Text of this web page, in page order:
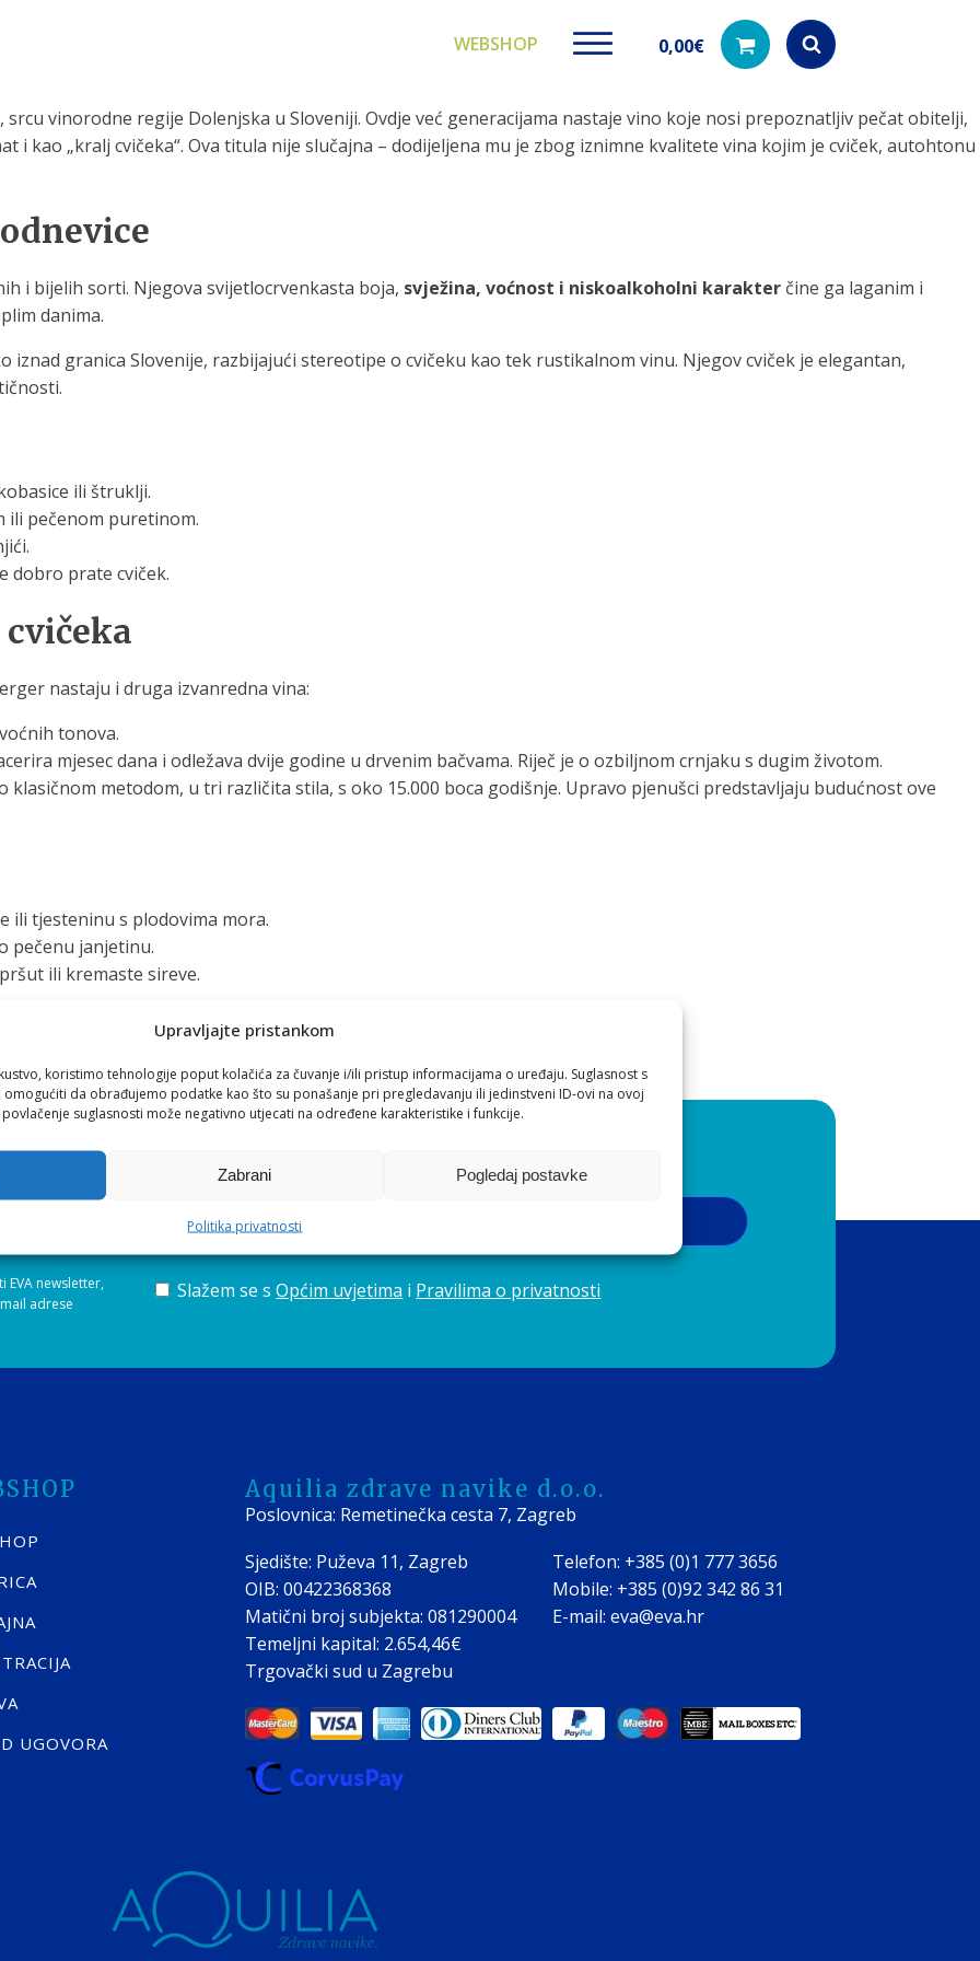
Upravljajte pristankom
koristimo tehnologije poput kolačića za čuvanje i/ili pristup informacijama o uređaju. Suglasnost s
da obrađujemo podatke kao što su ponašanje pri pregledavanju ili jedinstveni ID-ovi na ovoj
suglasnosti može negativno utjecati na određene karakteristike i funkcije.
Zabrani Pogledaj postavke
Politika privatnosti
WEBSHOP 0,00€
Products
search
vinorodne regije Dolenjska u Sloveniji. Ovdje već generacijama nastaje vino koje nosi prepoznatljiv pečat obitelji,
i kao „kralj cvičeka“. Ova titula nije slučajna – dodijeljena mu je zbog iznimne kvalitete vina kojim je cviček, autohtonu
i bijelih sorti. Njegova svijetlocrvenkasta boja, svježina, voćnost i niskoalkoholni karakter čine ga laganim i
danima.
granica Slovenije, razbijajući stereotipe o cvičeku kao tek rustikalnom vinu. Njegov cviček je elegantan,
ili štruklji.
ili pečenom puretinom.
dobro prate cviček.
nastaju i druga izvanredna vina:
tonova.
mjesec dana i odležava dvije godine u drvenim bačvama. Riječ je o ozbiljnom crnjaku s dugim životom.
klasičnom metodom, u tri različita stila, s oko 15.000 boca godišnje. Upravo pjenušci predstavljaju budućnost ove
ili tjesteninu s plodovima mora.
pečenu janjetinu.
ili kremaste sireve.
litara cvičeka godišnje, dok se danas sve više okreću pjenušcima.
6 hektara vinograda obiteljski – Gregor sa suprugom Darjom, kćeri Metkom i sinom Jernejem.
Štembergerova vina prava su ulaznica u svijet tradicije, svježine i elegancije.
zalažemo i što nudimo?
newslettera*
newsletter,
adrese
Slažem se sOpćim uvjetima i Pravilima o privatnosti
UGOVORA
Aquilia zdrave navike d.o.o.
Poslovnica: Remetinečka cesta 7, Zagreb
Sjedište: Puževa 11, Zagreb
OIB: 00422368368
Matični broj subjekta: 081290004
Temeljni kapital: 2.654,46€
Trgovački sud u Zagrebu
Telefon: +385 (0)1 777 3656
Mobile: +385 (0)92 342 86 31
E-mail: eva@eva.hr
vode
prijenosno rješenje
i čistu vodu za piće
Zamjenski dijelovi za naše
Proizvodi na akciji
vodu
Učinkovito filtriranje vode iz
Kod nas